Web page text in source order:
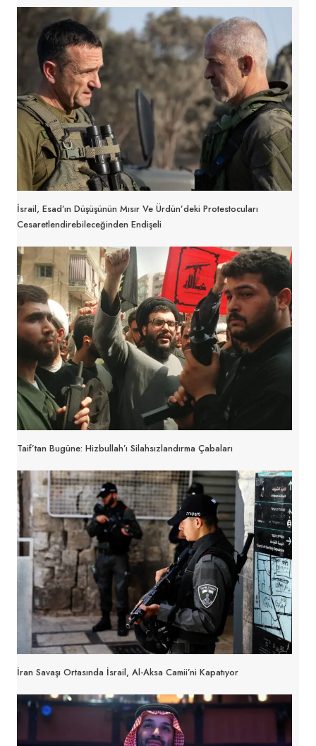
İsrail, Esad’ın Düşüşünün Mısır Ve Ürdün’deki Protestocuları
Cesaretlendirebileceğinden Endişeli
Taif’tan Bugüne: Hizbullah’ı Silahsızlandırma Çabaları
İran Savaşı Ortasında İsrail, Al-Aksa Camii’ni Kapatıyor